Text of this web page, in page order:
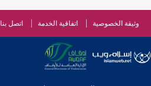
وثيقة الخصوصية اتفاقية الخدمة اتصل بنا